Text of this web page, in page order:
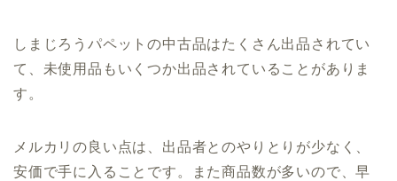
しまじろうパペットの中古品はたくさん出品されてい
て、未使用品もいくつか出品されていることがありま
す。
メルカリの良い点は、出品者とのやりとりが少なく、
安価で手に入ることです。また商品数が多いので、早